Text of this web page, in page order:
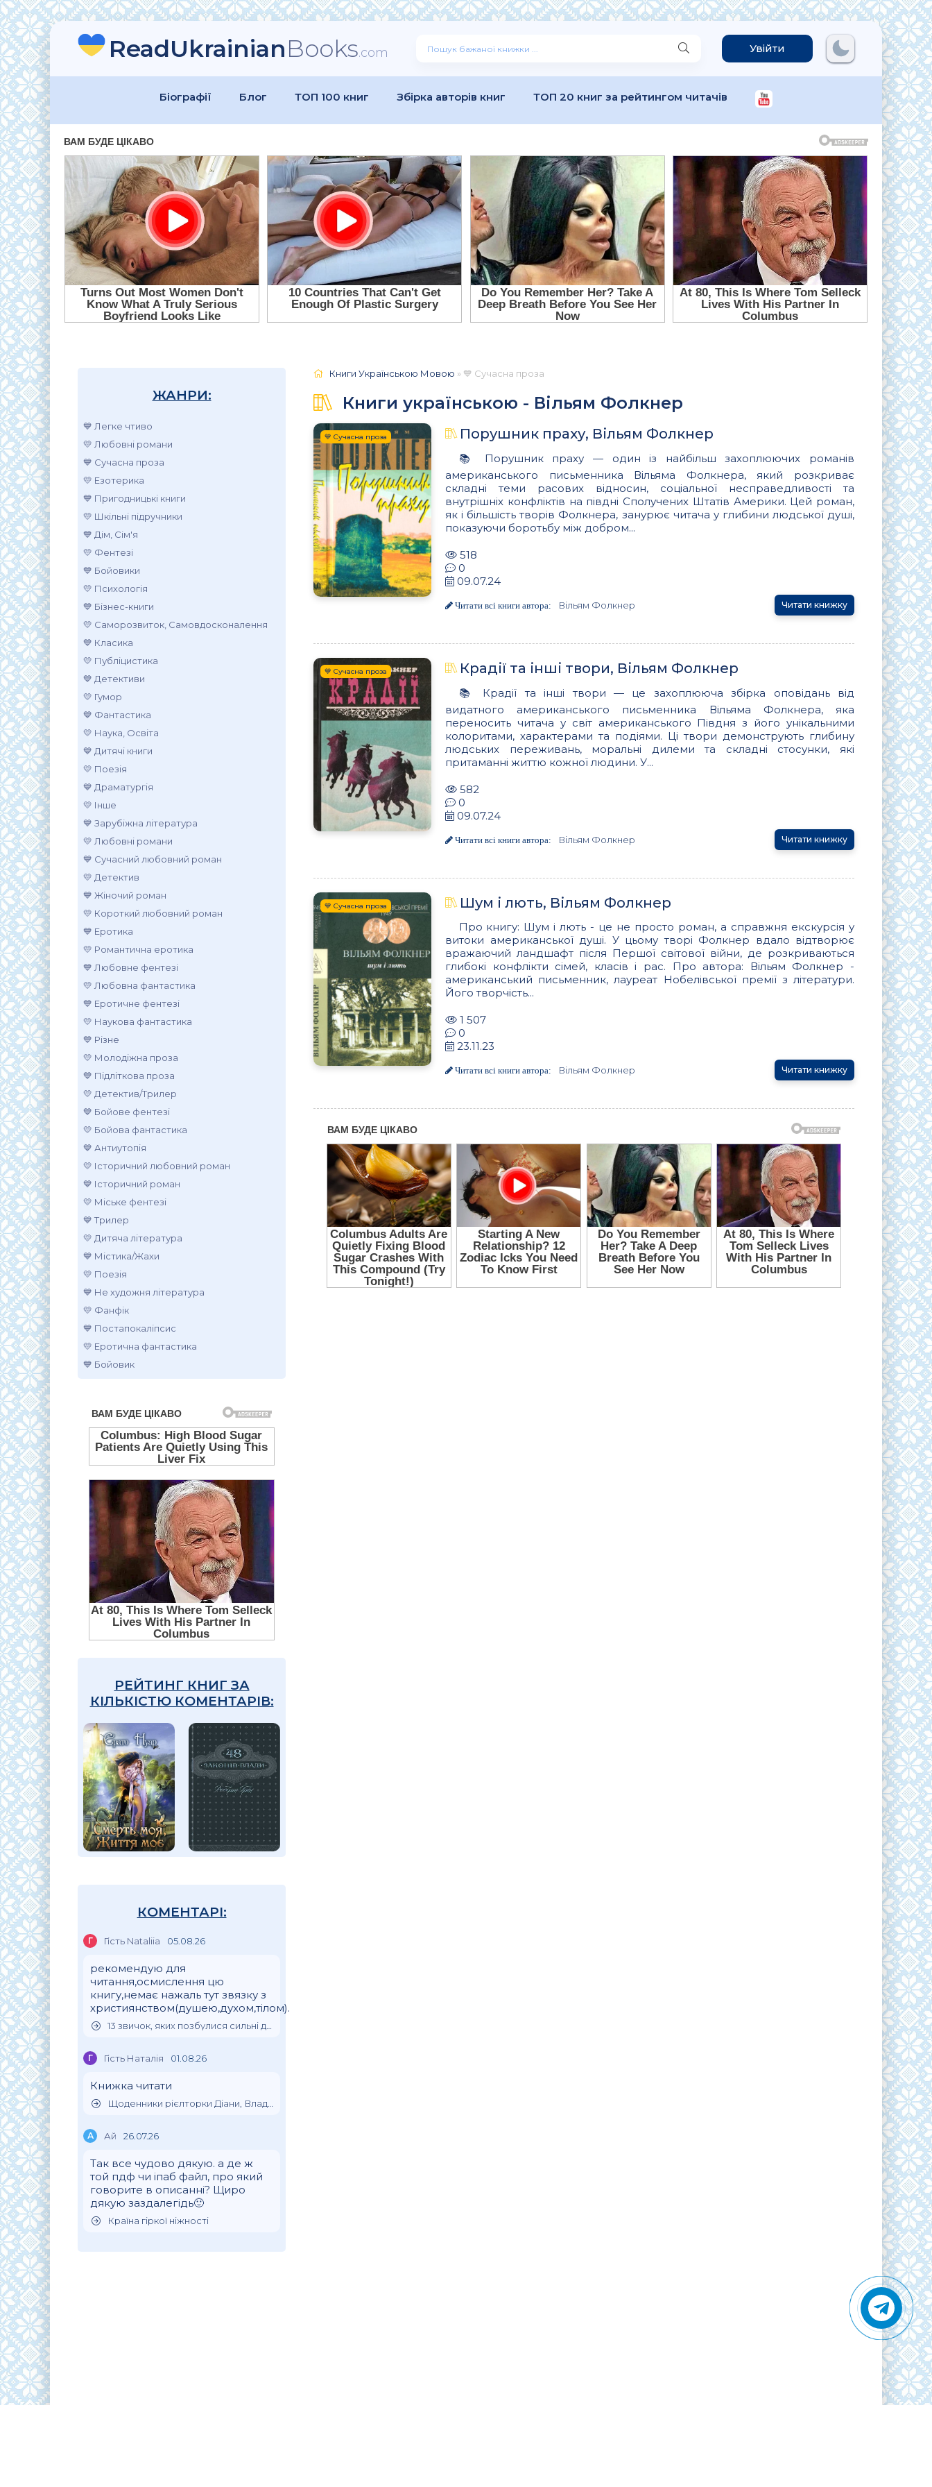
ReadUkrainianBooks.com Увійти
Біографії Блог ТОП 100 книг Збірка авторів книг ТОП 20 книг за рейтингом читачів
ЖАНРИ:
💙 Легке чтиво
💛 Любовні романи
💙 Сучасна проза
💛 Езотерика
💙 Пригодницькі книги
💛 Шкільні підручники
💙 Дім, Сім'я
💛 Фентезі
💙 Бойовики
💛 Психологія
💙 Бізнес-книги
💛 Саморозвиток, Самовдосконалення
💙 Класика
💛 Публіцистика
💙 Детективи
💛 Гумор
💙 Фантастика
💛 Наука, Освіта
💙 Дитячі книги
💛 Поезія
💙 Драматургія
💛 Інше
💙 Зарубіжна література
💛 Любовні романи
💙 Сучасний любовний роман
💛 Детектив
💙 Жіночий роман
💛 Короткий любовний роман
💙 Еротика
💛 Романтична еротика
💙 Любовне фентезі
💛 Любовна фантастика
💙 Еротичне фентезі
💛 Наукова фантастика
💙 Різне
💛 Молодіжна проза
💙 Підліткова проза
💛 Детектив/Трилер
💙 Бойове фентезі
💛 Бойова фантастика
💙 Антиутопія
💛 Історичний любовний роман
💙 Історичний роман
💛 Міське фентезі
💙 Трилер
💛 Дитяча література
💙 Містика/Жахи
💛 Поезія
💙 Не художня література
💛 Фанфік
💙 Постапокаліпсис
💛 Еротична фантастика
💙 Бойовик
РЕЙТИНГ КНИГ ЗА
КІЛЬКІСТЮ КОМЕНТАРІВ:
КОМЕНТАРІ:
Г Гість Nataliia 05.08.26
рекомендую для
читання,осмислення цю
книгу,немає нажаль тут звязку з
християнством(душею,духом,тілом).
13 звичок, яких позбулися сильні духом люди
Г Гість Наталія 01.08.26
Книжка читати
Щоденники рієлторки Діани, Влада Клімова
А Ай 26.07.26
Так все чудово дякую. а де ж
той пдф чи іпаб файл, про який
говорите в описанні? Щиро
дякую заздалегідь🙂
Країна гіркої ніжності
Книги Українською Мовою » 💙 Сучасна проза
Книги українською - Вільям Фолкнер
💙 Сучасна проза Порушник праху, Вільям Фолкнер
📚 Порушник праху — один із найбільш захоплюючих романів
американського письменника Вільяма Фолкнера, який розкриває
складні теми расових відносин, соціальної несправедливості та
внутрішніх конфліктів на півдні Сполучених Штатів Америки. Цей роман,
як і більшість творів Фолкнера, занурює читача у глибини людської душі,
показуючи боротьбу між добром...
518
0
09.07.24
Читати всі книги автора: Вільям Фолкнер Читати книжку
💙 Сучасна проза Крадії та інші твори, Вільям Фолкнер
📚 Крадії та інші твори — це захоплююча збірка оповідань від
видатного американського письменника Вільяма Фолкнера, яка
переносить читача у світ американського Півдня з його унікальними
колоритами, характерами та подіями. Ці твори демонструють глибину
людських переживань, моральні дилеми та складні стосунки, які
притаманні життю кожної людини. У...
582
0
09.07.24
Читати всі книги автора: Вільям Фолкнер Читати книжку
💙 Сучасна проза Шум і лють, Вільям Фолкнер
Про книгу: Шум і лють - це не просто роман, а справжня екскурсія у
витоки американської душі. У цьому творі Фолкнер вдало відтворює
вражаючий ландшафт після Першої світової війни, де розкриваються
глибокі конфлікти сімей, класів і рас. Про автора: Вільям Фолкнер -
американський письменник, лауреат Нобелівської премії з літератури.
Його творчість...
1 507
0
23.11.23
Читати всі книги автора: Вільям Фолкнер Читати книжку